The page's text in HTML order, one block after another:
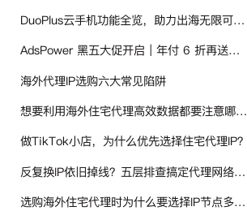
DuoPlus云手机功能全览，助力出海无限可能！
AdsPower 黑五大促开启｜年付 6 折再送半年＋豪礼抽奖
海外代理IP选购六大常见陷阱
想要利用海外住宅代理高效数据都要注意哪些地方？
做TikTok小店，为什么优先选择住宅代理IP？
反复换IP依旧掉线？五层排查搞定代理网络异常
选购海外住宅代理时为什么要选择IP节点多的？有什么区别？